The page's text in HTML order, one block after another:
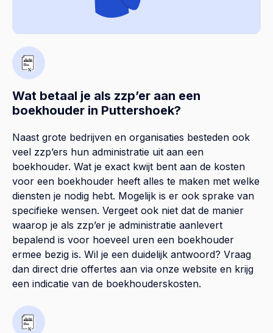
Wat betaal je als zzp’er aan een
boekhouder in Puttershoek?
Naast grote bedrijven en organisaties besteden ook
veel zzp’ers hun administratie uit aan een
boekhouder. Wat je exact kwijt bent aan de kosten
voor een boekhouder heeft alles te maken met welke
diensten je nodig hebt. Mogelijk is er ook sprake van
specifieke wensen. Vergeet ook niet dat de manier
waarop je als zzp’er je administratie aanlevert
bepalend is voor hoeveel uren een boekhouder
ermee bezig is. Wil je een duidelijk antwoord? Vraag
dan direct drie offertes aan via onze website en krijg
een indicatie van de boekhouderskosten.